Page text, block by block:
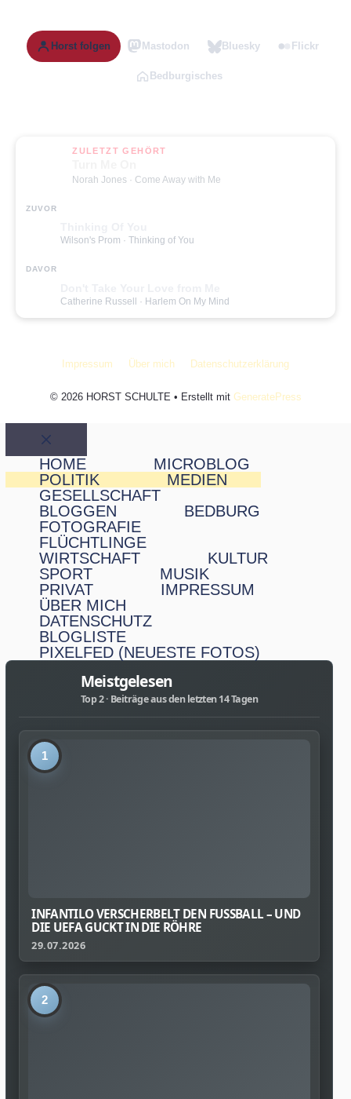
Horst folgen Mastodon Bluesky Flickr
Bedburgisches
ZULETZT GEHÖRT
Norah Jones · Come Away with Me
ZUVOR
Wilson's Prom · Thinking of You
DAVOR
Catherine Russell · Harlem On My Mind
Impressum Über mich Datenschutzerklärung
© 2026 HORST SCHULTE • Erstellt mit GeneratePress
Schließen
HOME
MICROBLOG
POLITIK
MEDIEN
GESELLSCHAFT
BLOGGEN
BEDBURG
FOTOGRAFIE
FLÜCHTLINGE
WIRTSCHAFT
KULTUR
SPORT
MUSIK
PRIVAT
IMPRESSUM
ÜBER MICH
DATENSCHUTZ
BLOGLISTE
PIXELFED (NEUESTE FOTOS)
Meistgelesen
Top 2 · Beiträge aus den letzten 14 Tagen
1
INFANTILO VERSCHERBELT DEN FUSSBALL – UND D
IE UEFA GUCKT IN DIE RÖHRE
29.07.2026
2